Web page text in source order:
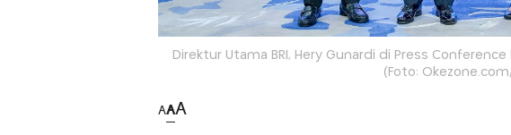
Direktur Utama BRI, Hery Gunardi di Press Conference
(Foto: Okezone.com/
AAA